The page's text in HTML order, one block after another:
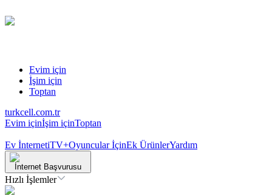
Evim için
İşim için
Toptan
turkcell.com.tr
Evim içinİşim içinToptan
Ev İnternetiTV+Oyuncular İçinEk ÜrünlerYardım
İnternet Başvurusu
Hızlı İşlemler